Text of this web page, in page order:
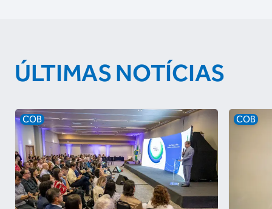
ÚLTIMAS NOTÍCIAS
COB COB